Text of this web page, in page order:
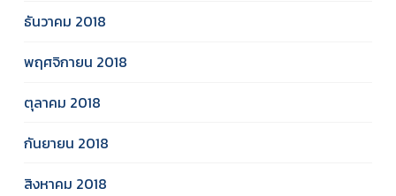
ธันวาคม 2018
พฤศจิกายน 2018
ตุลาคม 2018
กันยายน 2018
สิงหาคม 2018